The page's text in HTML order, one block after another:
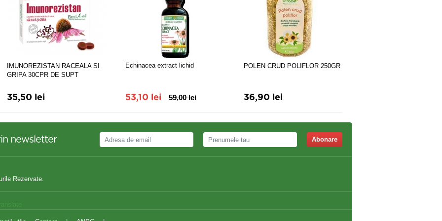
IMUNOREZISTAN RACEALA SI
GRIPA 30CPR DE SUPT
35,50 lei
Echinacea extract lichid
53,10 lei 59,00 lei
POLEN CRUD POLIFLOR 250GR
36,90 lei
newsletter Abonare
Rezervate.